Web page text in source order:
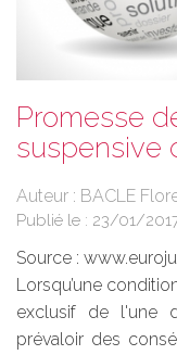
Promesse
suspensive
Auteur : BACLE
Publié le : 23/01/
Source :
Lorsqu’une
exclusif de l'une
prévaloir des